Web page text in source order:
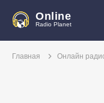
Online
Radio Planet
Главная Онлайн